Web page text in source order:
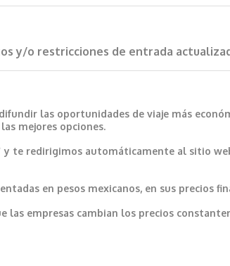
y/o restricciones de entrada
las oportunidades de viaje más
mejores opciones.
y te redirigimos automáticamente al sitio
en pesos mexicanos, en sus precios
las empresas cambian los precios